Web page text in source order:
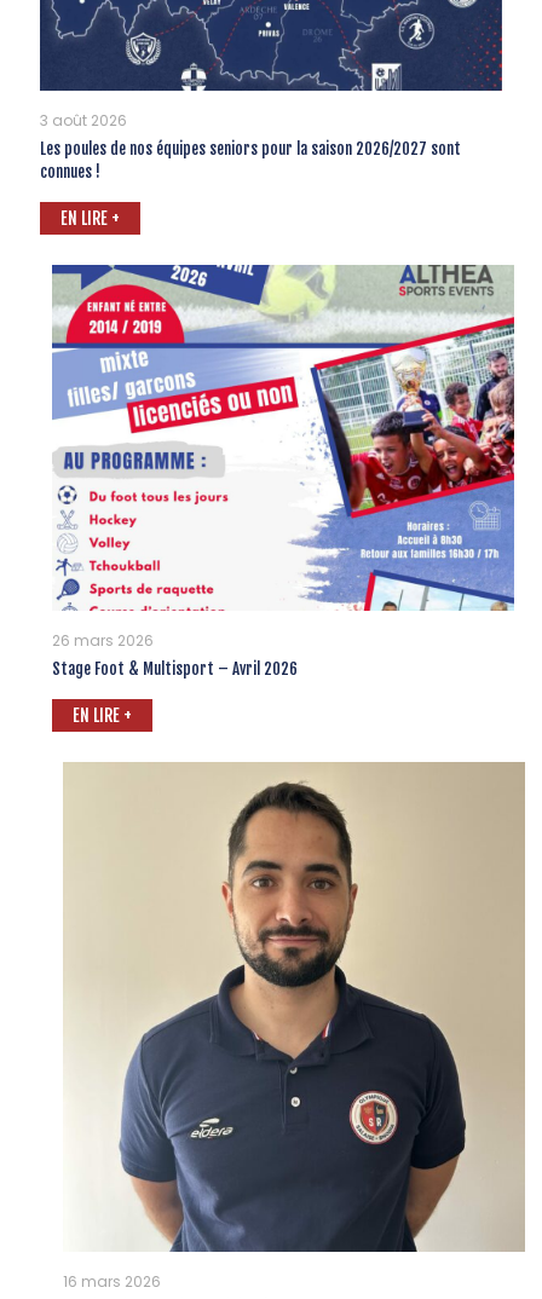
3 août 2026
Les poules de nos équipes seniors pour la saison 2026/2027 sont
connues !
EN LIRE +
26 mars 2026
Stage Foot & Multisport – Avril 2026
EN LIRE +
16 mars 2026